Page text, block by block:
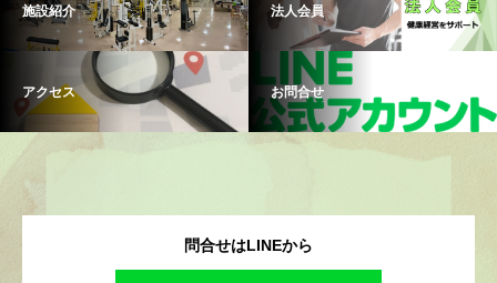
施設紹介 法人会員
アクセス お問合せ
問合せはLINEから